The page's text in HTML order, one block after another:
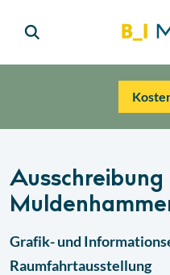
Ausschreibung
Grafik- und
Raumfahrtausstellung